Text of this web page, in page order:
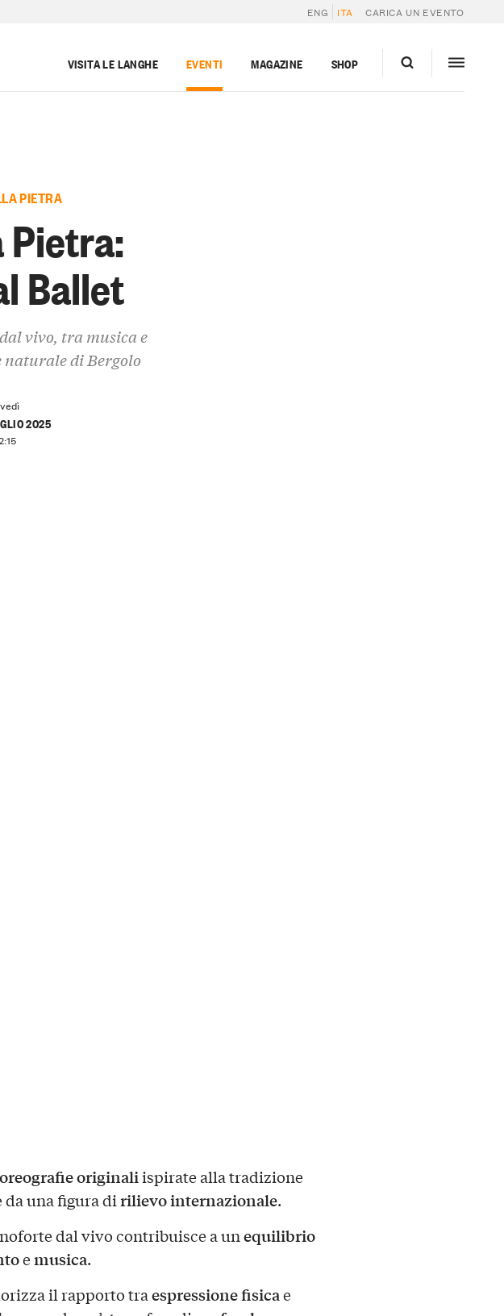
ENG ITA CARICA UN EVENTO
VISITA LE LANGHE EVENTI MAGAZINE SHOP
PIETRA
Pietra:
Ballet
vivo, tra musica e
naturale di Bergolo
2025
originaliispirate alla tradizione
una figura dirilievo internazionale.
dal vivo contribuisce a unequilibrio
emusica.
il rapporto traespressione fisicae